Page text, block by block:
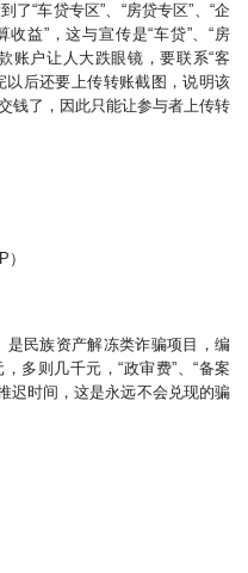
“车贷专区”、“房贷专区”、“企
益”，这与宣传是“车贷”、“房
账户让人大跌眼镜，要联系“客
以后还要上传转账截图，说明该
钱了，因此只能让参与者上传转
是民族资产解冻类诈骗项目，编
多则几千元，“政审费”、“备案
迟时间，这是永远不会兑现的骗